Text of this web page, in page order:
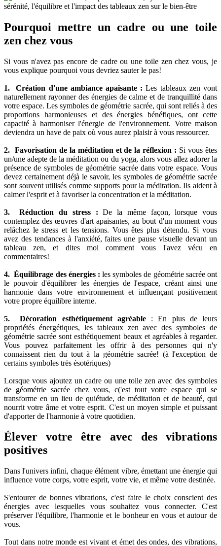
Pourquoi mettre un cadre ou une toile
zen chez vous
Si vous n'avez pas encore de cadre ou une toile zen chez vous, je
vous explique pourquoi vous devriez sauter le pas!
1. Création d'une ambiance apaisante : Les tableaux zen vont
naturellement rayonner des énergies de calme et de tranquillité dans
votre espace. Les symboles de géométrie sacrée, qui sont reliés à des
proportions harmonieuses et des énergies bénéfiques, ont cette
capacité à harmoniser l'énergie de l'environnement. Votre maison
deviendra un have de paix où vous aurez plaisir à vous ressourcer.
2. Favorisation de la méditation et de la réflexion : Si vous êtes
un/une adepte de la méditation ou du yoga, alors vous allez adorer la
présence de symboles de géométrie sacrée dans votre espace. Vous
devez certainement déjà le savoir, les symboles de géométrie sacrée
sont souvent utilisés comme supports pour la méditation. Ils aident à
calmer l'esprit et à favoriser la concentration et la méditation.
3. Réduction du stress : De la même façon, lorsque vous
contemplez des œuvres d'art apaisantes, au bout d'un moment vous
relâchez le stress et les tensions. Vous êtes plus détendu. Si vous
avez des tendances à l'anxiété, faites une pause visuelle devant un
tableau zen, et dites moi comment vous l'avez vécu en
commentaires!
4. Équilibrage des énergies : les symboles de géométrie sacrée ont
le pouvoir d'équilibrer les énergies de l'espace, créant ainsi une
harmonie dans votre environnement et influençant positivement
votre propre équilibre interne.
5. Décoration esthétiquement agréable: En plus de leurs
propriétés énergétiques, les tableaux zen avec des symboles de
géométrie sacrée sont esthétiquement beaux et agréables à regarder.
Vous pouvez parfaitement les offrir à des personnes qui n'y
connaissent rien du tout à la géométrie sacrée! (à l'exception de
certains symboles très ésotériques)
Lorsque vous ajoutez un cadre ou une toile zen avec des symboles
de géométrie sacrée chez vous, c('est tout votre espace qui se
transforme en un lieu de quiétude, de méditation et de beauté, qui
nourrit votre âme et votre esprit. C'est un moyen simple et puissant
d'apporter de l'harmonie à votre quotidien.
Élever votre être avec des vibrations
positives
Dans l'univers infini, chaque élément vibre, émettant une énergie qui
influence votre corps, votre esprit, votre vie, et même votre destinée.
S'entourer de bonnes vibrations, c'est faire le choix conscient des
énergies avec lesquelles vous souhaitez vous connecter. C'est
préserver l'équilibre, l'harmonie et le bonheur en vous et autour de
vous.
Tout dans notre monde est vivant et émet des ondes, des vibrations,